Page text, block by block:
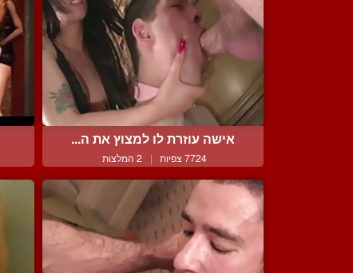
אישה עוזרת לו למצוץ את ה...
7724 צפיות | 2 המלצות